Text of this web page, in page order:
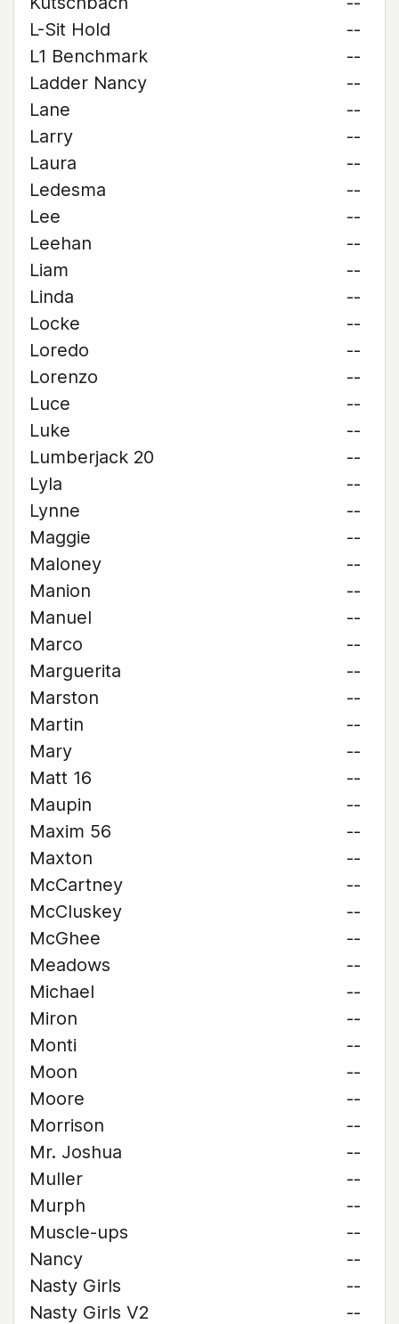
L-Sit Hold
--
L1 Benchmark
--
Ladder Nancy
--
Lane
--
Larry
--
Laura
--
Ledesma
--
Lee
--
Leehan
--
Liam
--
Linda
--
Locke
--
Loredo
--
Lorenzo
--
Luce
--
Luke
--
Lumberjack 20
--
Lyla
--
Lynne
--
Maggie
--
Maloney
--
Manion
--
Manuel
--
Marco
--
Marguerita
--
Marston
--
Martin
--
Mary
--
Matt 16
--
Maupin
--
Maxim 56
--
Maxton
--
McCartney
--
McCluskey
--
McGhee
--
Meadows
--
Michael
--
Miron
--
Monti
--
Moon
--
Moore
--
Morrison
--
Mr. Joshua
--
Muller
--
Murph
--
Muscle-ups
--
Nancy
--
Nasty Girls
--
Nasty Girls V2
--